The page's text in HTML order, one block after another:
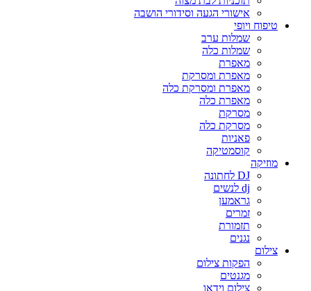
אישורי הגעה וסידורי הושבה
טיפוח ויופי
שמלות ערב
שמלות כלה
מאפרת
מאפרת ומסרקת
מאפרת ומסרקת כלה
מאפרת כלה
מסרקת
מסרקת כלה
פאניות
קוסמטיקה
מוזיקה
DJ לחתונה
dj לנשים
גראמען
זמרים
תזמורת
נגנים
צילום
הפקות צילום
מגנטים
צילום וידאו